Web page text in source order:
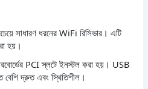
সাধারণ ধরনের WiFi রিসিভার। এটি
হয়।
PCI স্লটে ইনস্টল করা হয়। USB
বেশি দ্রুত এবং স্থিতিশীল।